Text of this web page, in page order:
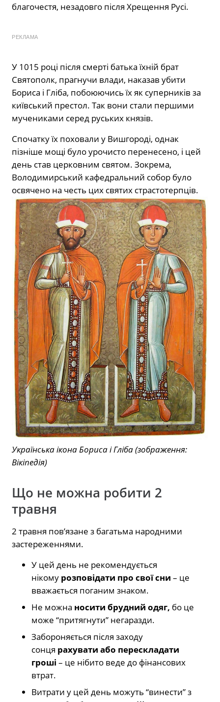
благочестя, незадовго після Хрещення Русі.
РЕКЛАМА
У 1015 році після смерті батька їхній брат
Святополк, прагнучи влади, наказав убити
Бориса і Гліба, побоюючись їх як суперників за
київський престол. Так вони стали першими
мучениками серед руських князів.
Спочатку їх поховали у Вишгороді, однак
пізніше мощі було урочисто перенесено, і цей
день став церковним святом. Зокрема,
Володимирський кафедральний собор було
освячено на честь цих святих страстотерпців.
Українська ікона Бориса і Гліба (зображення:
Вікіпедія)
Що не можна робити 2
травня
2 травня пов’язане з багатьма народними
застереженнями.
У цей день не рекомендується
нікому розповідати про свої сни – це
вважається поганим знаком.
Не можна носити брудний одяг, бо це
може “притягнути” негаразди.
Забороняється після заходу
сонця рахувати або перескладати
гроші – це нібито веде до фінансових
втрат.
Витрати у цей день можуть “винести” з